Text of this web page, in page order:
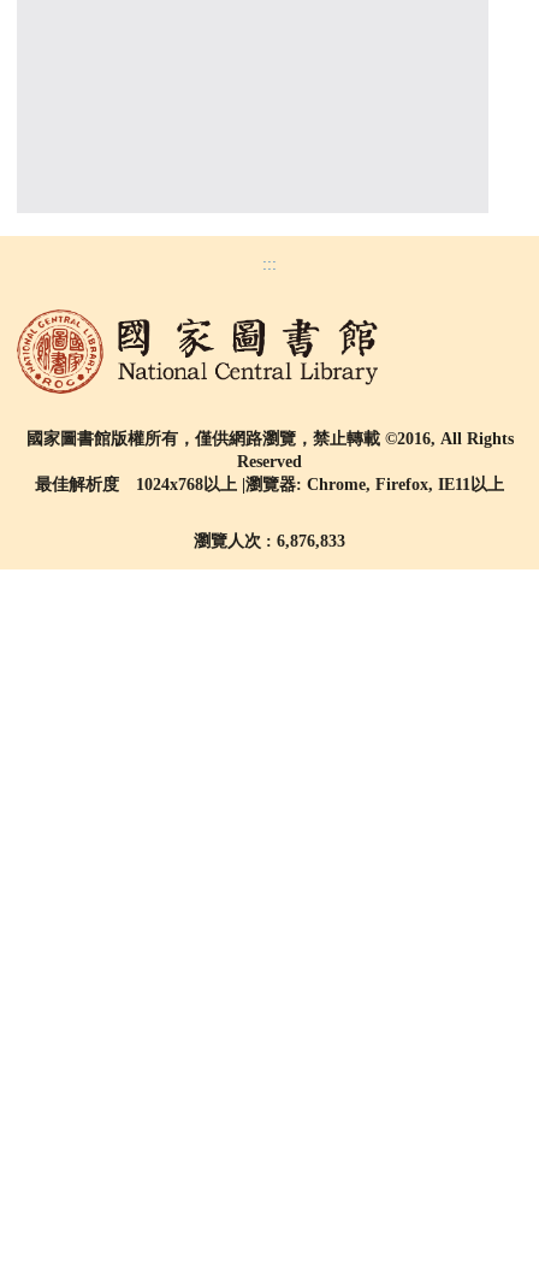
:::
國家圖書館版權所有，僅供網路瀏覽，禁止轉載 ©2016, All Rights
Reserved
最佳解析度 1024x768以上 |瀏覽器: Chrome, Firefox, IE11以上
瀏覽人次 : 6,876,833